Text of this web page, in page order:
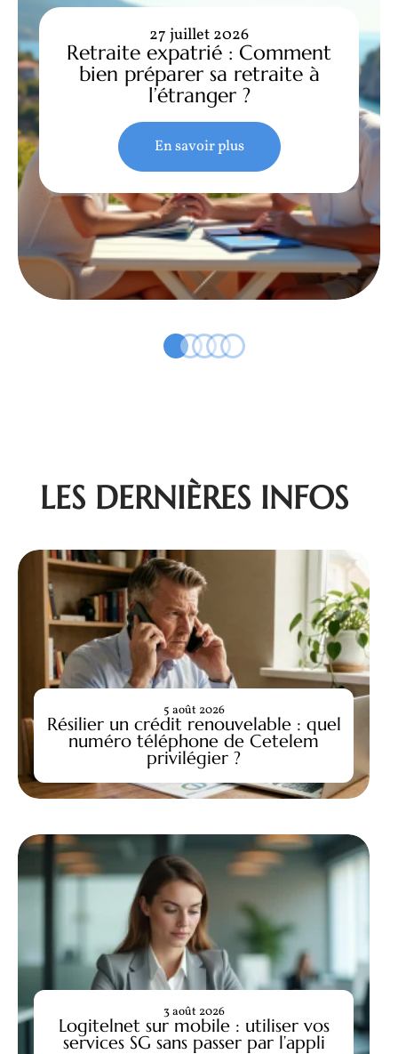
Retraite expatrié : Comment
bien préparer sa retraite à
l’étranger ?
27 juillet 2026
En savoir plus
LES DERNIÈRES INFOS
Résilier un crédit renouvelable : quel
numéro téléphone de Cetelem
privilégier ?
5 août 2026
Logitelnet sur mobile : utiliser vos
services SG sans passer par l’appli
3 août 2026